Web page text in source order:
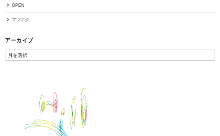
OPEN
マツエク
アーカイブ